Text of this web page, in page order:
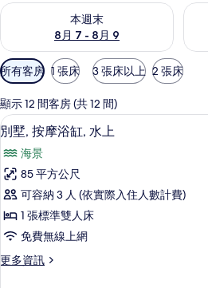
本週末
8月 7 - 8月 9
查看本週末 (8月 7 - 8月 9) 的供應情況
查
可
用
的
客
房
篩
選
條
所有客房 1 張床 3 張床以上 2 張床
顯示 12 間客房 (共 12 間)
顯
示
別
墅,
按
摩
浴
缸,
13
別墅, 按摩浴缸, 水上
海景
85 平方公尺
可容納 3 人 (依實際入住人數計費)
1 張標準雙人床
免費無線上網
更多資訊
更